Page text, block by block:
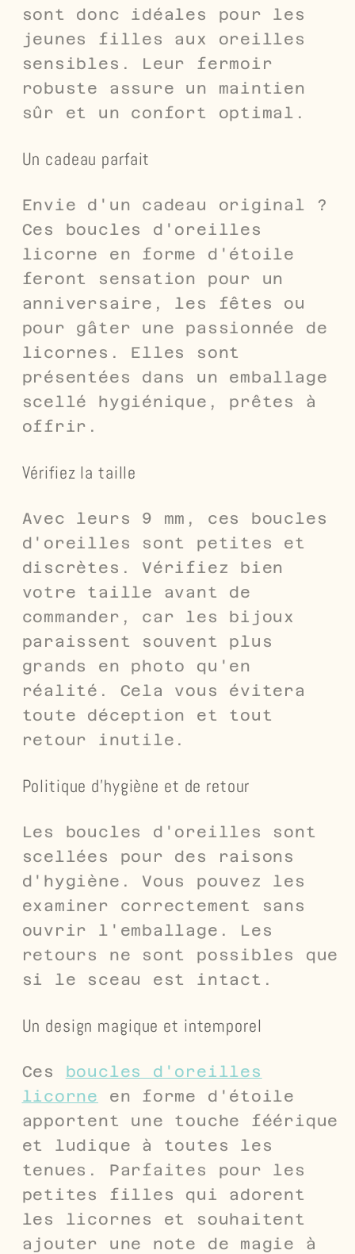
sont donc idéales pour les
jeunes filles aux oreilles
sensibles. Leur fermoir
robuste assure un maintien
sûr et un confort optimal.
Un cadeau parfait
Envie d'un cadeau original ?
Ces boucles d'oreilles
licorne en forme d'étoile
feront sensation pour un
anniversaire, les fêtes ou
pour gâter une passionnée de
licornes. Elles sont
présentées dans un emballage
scellé hygiénique, prêtes à
offrir.
Vérifiez la taille
Avec leurs 9 mm, ces boucles
d'oreilles sont petites et
discrètes. Vérifiez bien
votre taille avant de
commander, car les bijoux
paraissent souvent plus
grands en photo qu'en
réalité. Cela vous évitera
toute déception et tout
retour inutile.
Politique d'hygiène et de retour
Les boucles d'oreilles sont
scellées pour des raisons
d'hygiène. Vous pouvez les
examiner correctement sans
ouvrir l'emballage. Les
retours ne sont possibles que
si le sceau est intact.
Un design magique et intemporel
Ces boucles d'oreilles
licorne en forme d'étoile
apportent une touche féérique
et ludique à toutes les
tenues. Parfaites pour les
petites filles qui adorent
les licornes et souhaitent
ajouter une note de magie à